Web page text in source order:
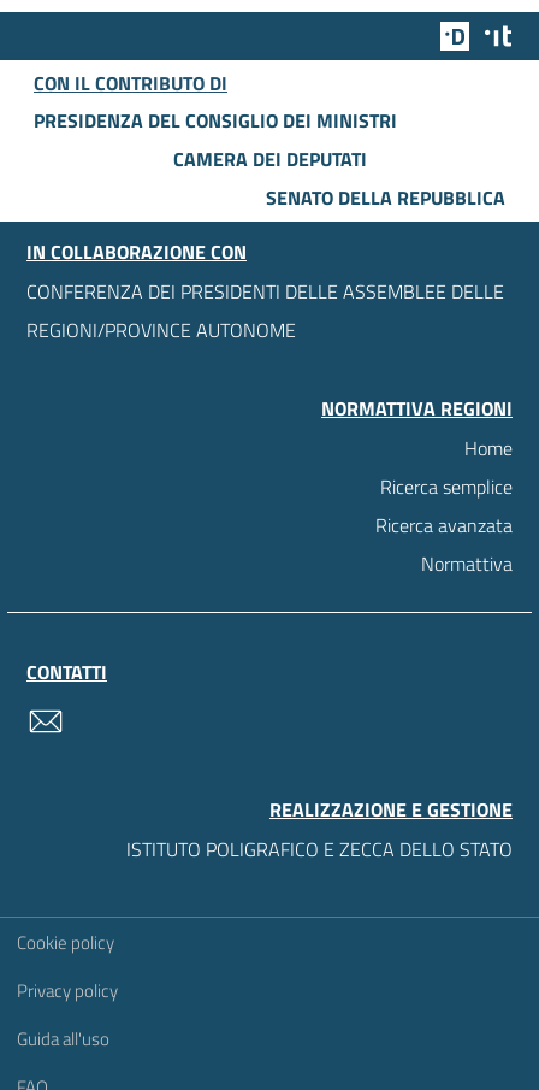
Team
CON IL CONTRIBUTO DI
PRESIDENZA DEL CONSIGLIO DEI MINISTRI
CAMERA DEI DEPUTATI
SENATO DELLA REPUBBLICA
IN COLLABORAZIONE CON
CONFERENZA DEI PRESIDENTI DELLE ASSEMBLEE DELLE
REGIONI/PROVINCE AUTONOME
NORMATTIVA REGIONI
Home
Ricerca semplice
Ricerca avanzata
Normattiva
CONTATTI
REALIZZAZIONE E GESTIONE
ISTITUTO POLIGRAFICO E ZECCA DELLO STATO
Sezione Link Utili
Cookie policy
Privacy policy
Guida all'uso